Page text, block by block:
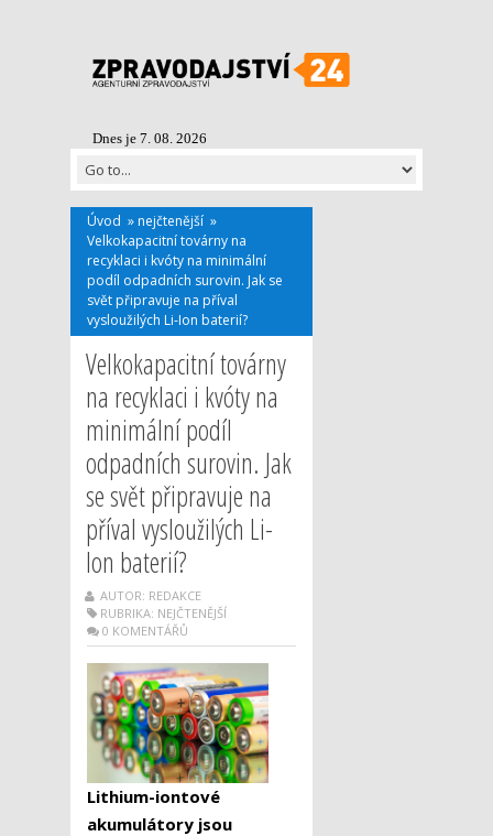
Dnes je 7. 08. 2026
Úvod » nejčtenější »
Velkokapacitní továrny na
recyklaci i kvóty na minimální
podíl odpadních surovin. Jak se
svět připravuje na příval
vysloužilých Li-Ion baterií?
Velkokapacitní továrny
na recyklaci i kvóty na
minimální podíl
odpadních surovin. Jak
se svět připravuje na
příval vysloužilých Li-
Ion baterií?
AUTOR: REDAKCE
RUBRIKA: NEJČTENĚJŠÍ
0 KOMENTÁŘŮ
Lithium-iontové
akumulátory jsou